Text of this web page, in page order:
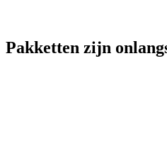
Pakketten zijn